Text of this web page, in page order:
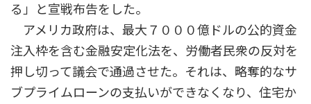
る」と宣戦布告をした。
アメリカ政府は、最大７０００億ドルの公的資金
注入枠を含む金融安定化法を、労働者民衆の反対を
押し切って議会で通過させた。それは、略奪的なサ
ブプライムローンの支払いができなくなり、住宅か